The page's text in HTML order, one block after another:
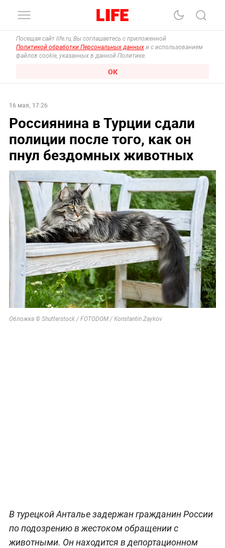
Посещая сайт life.ru, Вы соглашаетесь с приложенной
Политикой обработки Персональных данных и с использованием
файлов cookie, указанных в данной Политике.
ОК
16 мая, 17:26
Россиянина в Турции сдали
полиции после того, как он
пнул бездомных животных
Обложка © Shutterstock / FOTODOM / Konstantin Zaykov
В турецкой Анталье задержан гражданин России
по подозрению в жестоком обращении с
животными. Он находится в депортационном